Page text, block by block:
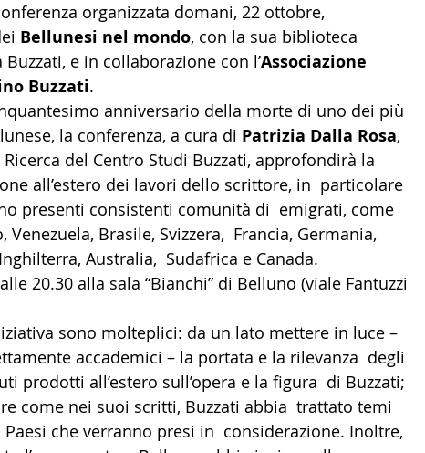
09 - ITALIANI ALL'ESTERO Nord Amer
Sud Amer 13 - ISTITUZIONI
15 - AMBASCIATE CONSOLATI 16 - FARNESINA
- MAPPE ITALIANI ALL'ESTERO 19 - EUROPA
CENTRO 22 - AMERICA DEL SUD 23 - AFRICA
26 - POLITICA 28 - PAPPAMONDO.TV
organizzata domani, 22 ottobre,
Bellunesi nel mondo, con la sua biblioteca
e in collaborazione con l’Associazione
Buzzati.
anniversario della morte di uno dei più
la conferenza, a cura di Patrizia Dalla Rosa,
del Centro Studi Buzzati, approfondirà la
all’estero dei lavori dello scrittore, in  particolare
presenti consistenti comunità di  emigrati, come
Venezuela, Brasile, Svizzera,  Francia, Germania,
Australia,  Sudafrica e Canada.
20.30 alla sala “Bianchi” di Belluno (viale Fantuzzi
sono molteplici: da un lato mettere in luce –
accademici – la portata e la rilevanza  degli
prodotti all’estero sull’opera e la figura  di Buzzati;
come nei suoi scritti, Buzzati abbia  trattato temi
che verranno presi in  considerazione. Inoltre,